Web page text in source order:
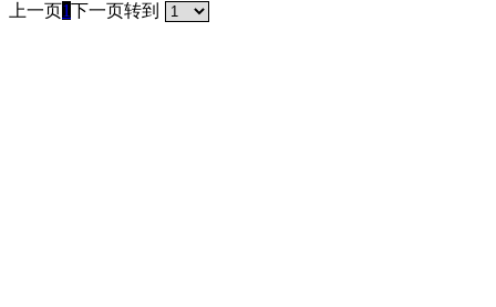
上一页1下一页转到